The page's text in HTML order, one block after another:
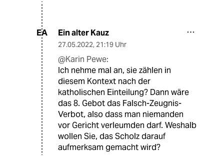
EA Ein alter Kauz
27.05.2022, 21:19 Uhr
@Karin Pewe:
Ich nehme mal an, sie zählen in
diesem Kontext nach der
katholischen Einteilung? Dann wäre
das 8. Gebot das Falsch-Zeugnis-
Verbot, also dass man niemanden
vor Gericht verleumden darf. Weshalb
wollen Sie, das Scholz darauf
aufmerksam gemacht wird?